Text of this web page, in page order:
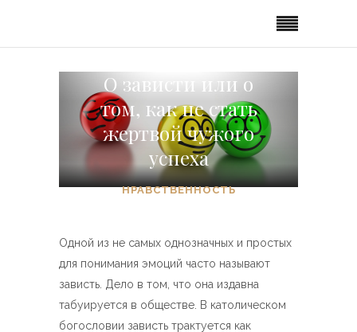
О зависти или о
том, как не стать
жертвой чужого
успеха
НРАВСТВЕННОСТЬ
Одной из не самых однозначных и простых
для понимания эмоций часто называют
зависть. Дело в том, что она издавна
табуируется в обществе. В католическом
богословии зависть трактуется как